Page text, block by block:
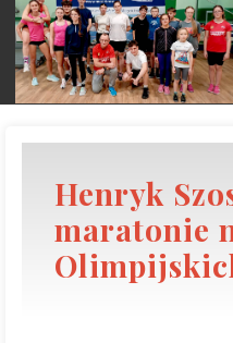
Henryk
maratonie